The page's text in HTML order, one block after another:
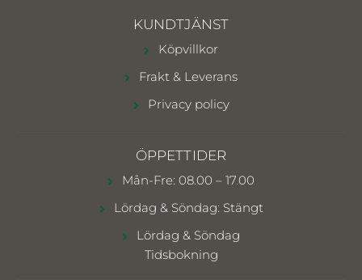
KUNDTJÄNST
Köpvillkor
Frakt & Leverans
Privacy policy
ÖPPETTIDER
Mån-Fre: 08.00 – 17.00
Lördag & Söndag: Stängt
Lördag & Söndag
Tidsbokning